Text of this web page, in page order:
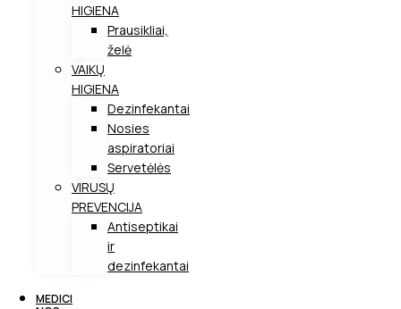
HIGIENA
Prausikliai,
želė
VAIKŲ
HIGIENA
Dezinfekantai
Nosies
aspiratoriai
Servetėlės
VIRUSŲ
PREVENCIJA
Antiseptikai
ir
dezinfekantai
MEDICI